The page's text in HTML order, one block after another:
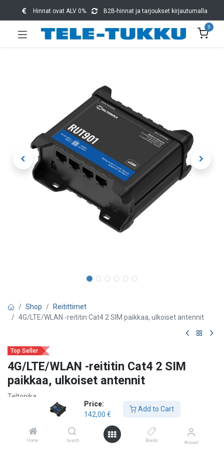
Price:
142,00 €
Add to Cart
Home Search Brands Account
Hinnat ovat ALV 0%. B2B-hinnat ja tarjoukset kirjautumalla
0
Shop
Reitittimet
4G/LTE/WLAN -reititin Cat4 2 SIM paikkaa, ulkoiset antennit
Top Seller
4G/LTE/WLAN -reititin Cat4 2 SIM
paikkaa, ulkoiset antennit
Teltonika
Yhteydet -4G LTE (Cat 4), 3G, 2G
Tukee useita
3G/2G.
Kaksois-SIM -Kaksi SIM-korttipaikkaa automaattisella